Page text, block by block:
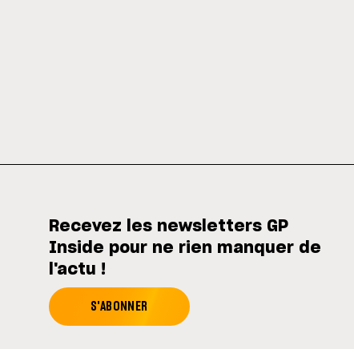
Recevez les newsletters GP
Inside pour ne rien manquer de
l'actu !
S'ABONNER